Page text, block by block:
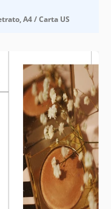
A4 / Carta US